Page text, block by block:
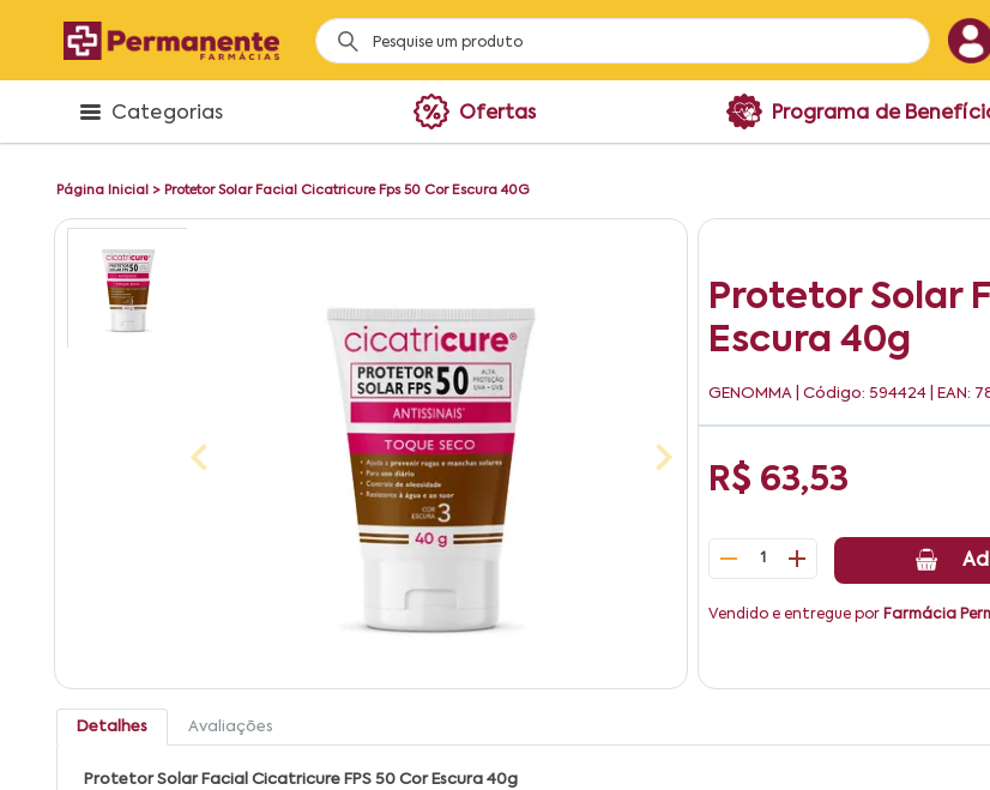
Categorias Ofertas Programa de
Página Inicial > Protetor Solar Facial Cicatricure Fps 50 Cor Escura 40G
Protetor Solar
Escura 40g
GENOMMA | Código: 594424 | EAN:
R$ 63,53
1
Vendido e entregue por Farmácia
Detalhes Avaliações
Protetor Solar Facial Cicatricure FPS 50 Cor Escura 40g